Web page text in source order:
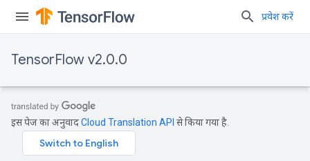
प्रवेश करें
TensorFlow v2.0.0
इस पेज का अनुवादCloud Translation API से किया गया है.